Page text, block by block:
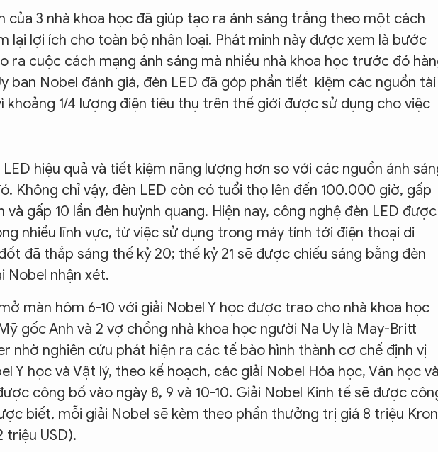
của 3 nhà khoa học đã giúp tạo ra ánh sáng trắng theo một cách
lại lợi ích cho toàn bộ nhân loại. Phát minh này được xem là bước
ra cuộc cách mạng ánh sáng mà nhiều nhà khoa học trước đó
ban Nobel đánh giá, đèn LED đã góp phần tiết kiệm các nguồn tài
khoảng 1/4 lượng điện tiêu thụ trên thế giới được sử dụng cho việc
LED hiệu quả và tiết kiệm năng lượng hơn so với các nguồn ánh
Không chỉ vậy, đèn LED còn có tuổi thọ lên đến 100.000 giờ, gấp
và gấp 10 lần đèn huỳnh quang. Hiện nay, công nghệ đèn LED được
nhiều lĩnh vực, từ việc sử dụng trong máy tính tới điện thoại di
đã thắp sáng thế kỷ 20; thế kỷ 21 sẽ được chiếu sáng bằng đèn
Nobel nhận xét.
màn hôm 6-10 với giải Nobel Y học được trao cho nhà khoa học
gốc Anh và 2 vợ chồng nhà khoa học người Na Uy là May-Britt
nhờ nghiên cứu phát hiện ra các tế bào hình thành cơ chế định vị
Y học và Vật lý, theo kế hoạch, các giải Nobel Hóa học, Văn học
công bố vào ngày 8, 9 và 10-10. Giải Nobel Kinh tế sẽ được
biết, mỗi giải Nobel sẽ kèm theo phần thưởng trị giá 8 triệu
triệu USD).